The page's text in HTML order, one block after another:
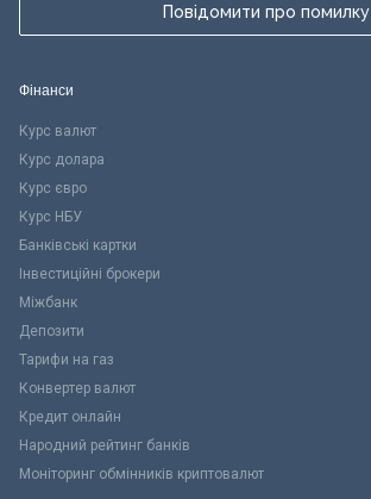
Повідомити про помилку
Фінанси
Курс валют
Курс долара
Курс євро
Курс НБУ
Банківські картки
Інвестиційні брокери
Міжбанк
Депозити
Тарифи на газ
Конвертер валют
Кредит онлайн
Народний рейтинг банків
Моніторинг обмінників криптовалют